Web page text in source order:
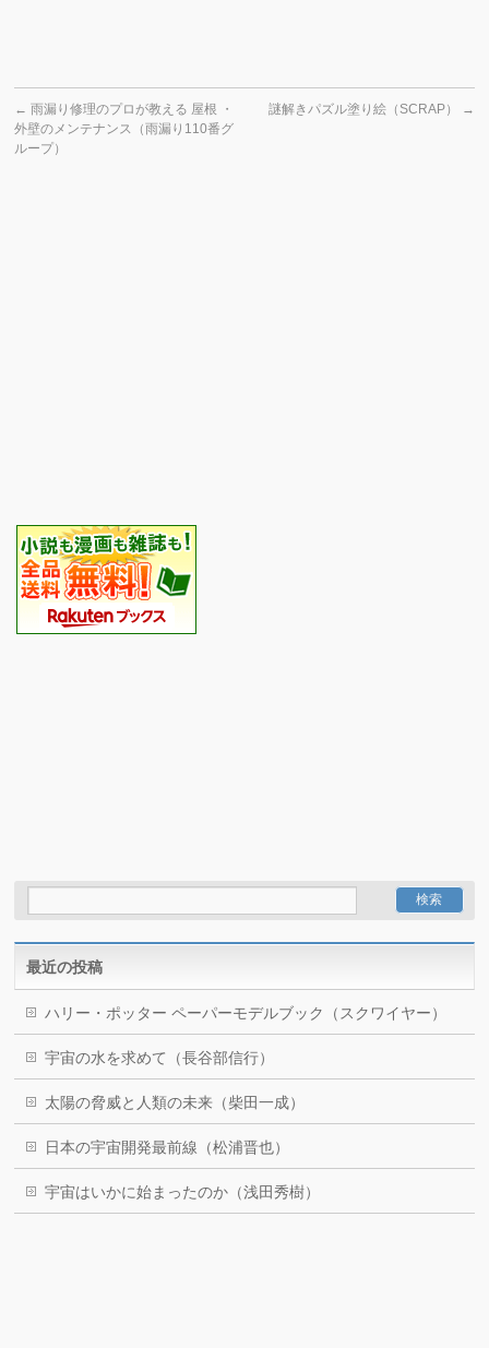
← 雨漏り修理のプロが教える 屋根 ・
外壁のメンテナンス（雨漏り110番グ
ループ）
謎解きパズル塗り絵（SCRAP） →
最近の投稿
ハリー・ポッター ペーパーモデルブック（スクワイヤー）
宇宙の水を求めて（長谷部信行）
太陽の脅威と人類の未来（柴田一成）
日本の宇宙開発最前線（松浦晋也）
宇宙はいかに始まったのか（浅田秀樹）